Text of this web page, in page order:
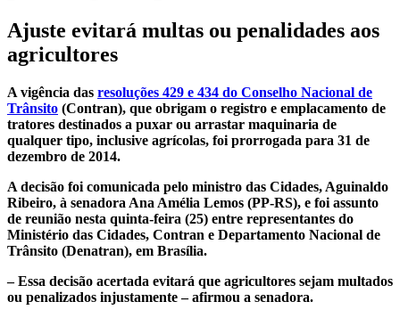
Ajuste evitará multas ou penalidades aos
agricultores
A vigência das resoluções 429 e 434 do Conselho Nacional de
Trânsito (Contran), que obrigam o registro e emplacamento de
tratores destinados a puxar ou arrastar maquinaria de
qualquer tipo, inclusive agrícolas, foi prorrogada para 31 de
dezembro de 2014.
A decisão foi comunicada pelo ministro das Cidades, Aguinaldo
Ribeiro, à senadora Ana Amélia Lemos (PP-RS), e foi assunto
de reunião nesta quinta-feira (25) entre representantes do
Ministério das Cidades, Contran e Departamento Nacional de
Trânsito (Denatran), em Brasília.
– Essa decisão acertada evitará que agricultores sejam multados
ou penalizados injustamente – afirmou a senadora.